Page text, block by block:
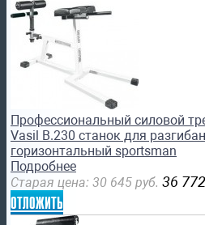
Профессиональный силовой
Vasil B.230 станок для
горизонтальный sportsman
Подробнее
Старая цена: 30 645 руб. 36 772
отложить